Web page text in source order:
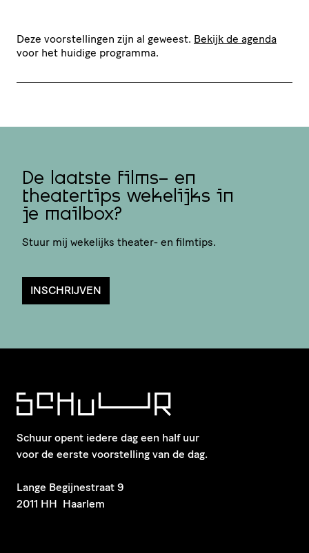
Deze voorstellingen zijn al geweest. Bekijk de agenda
voor het huidige programma.
De laatste films- en
theatertips wekelijks in
je mailbox?
Stuur mij wekelijks theater- en filmtips.
INSCHRIJVEN
Schuur opent iedere dag een half uur
voor de eerste voorstelling van de dag.
​Lange Begijnestraat 9
2011 HH Haarlem